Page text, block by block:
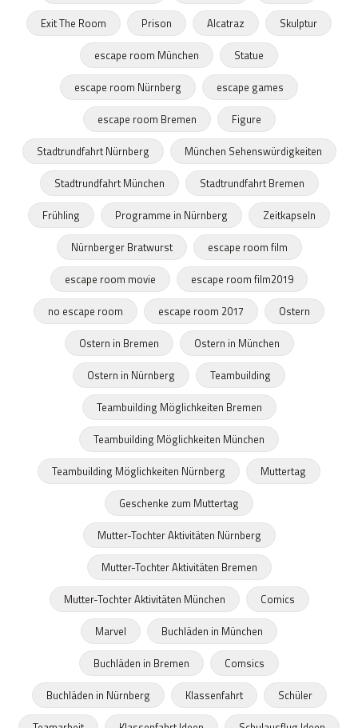
Exit The Room
Prison Alcatraz
Skulptur
escape room München
Statue
escape room Nürnberg
escape games
escape room Bremen
Figure
Stadtrundfahrt Nürnberg
München Sehenswürdigkeiten
Stadtrundfahrt München
Stadtrundfahrt Bremen
Frühling
Programme in Nürnberg
Zeitkapseln
Nürnberger Bratwurst
escape room film
escape room movie
escape room film2019
no escape room
escape room 2017
Ostern
Ostern in Bremen
Ostern in München
Ostern in Nürnberg
Teambuilding
Teambuilding Möglichkeiten Bremen
Teambuilding Möglichkeiten München
Teambuilding Möglichkeiten Nürnberg
Muttertag
Geschenke zum Muttertag
Mutter-Tochter Aktivitäten Nürnberg
Mutter-Tochter Aktivitäten Bremen
Mutter-Tochter Aktivitäten München
Comics
Marvel
Buchläden in München
Buchläden in Bremen
Comsics
Buchläden in Nürnberg
Klassenfahrt
Schüler